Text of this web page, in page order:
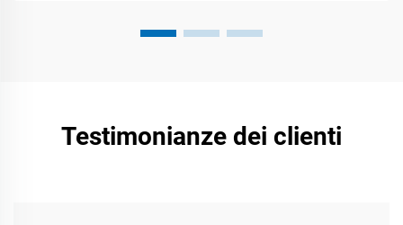
Testimonianze dei clienti